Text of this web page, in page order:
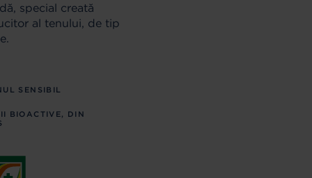
special creată
al tenului, de tip
SENSIBIL
BIOACTIVE, DIN